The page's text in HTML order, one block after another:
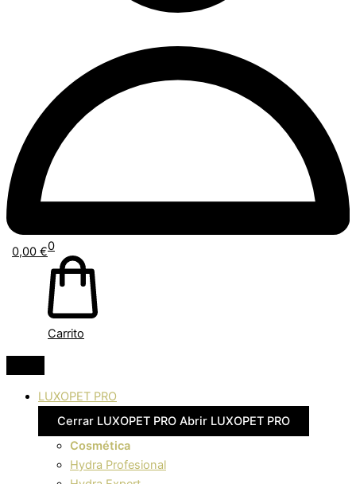
0,00 €0
Carrito
LUXOPET PRO
Cerrar LUXOPET PRO Abrir LUXOPET PRO
Cosmética
Hydra Profesional